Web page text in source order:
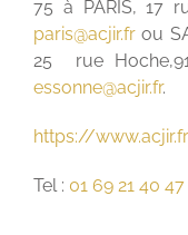
75 à PARIS, 17
paris@acjir.fr ou
25 rue
essonne@acjir.fr.
https://www.acjir.fr
Tel : 01 69 21 40 47